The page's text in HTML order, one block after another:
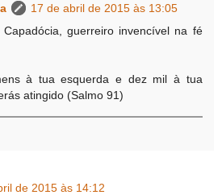
17 de abril de 2015 às 13:05
guerreiro invencível na fé
à tua esquerda e dez mil à tua
atingido (Salmo 91)
de 2015 às 14:12